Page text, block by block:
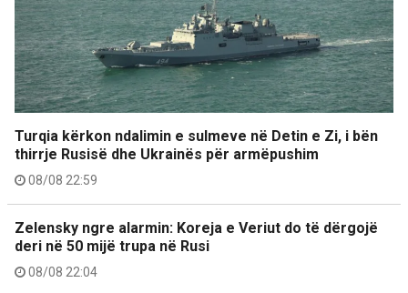
Turqia kërkon ndalimin e sulmeve në Detin e Zi, i bën
thirrje Rusisë dhe Ukrainës për armëpushim
08/08 22:59
Zelensky ngre alarmin: Koreja e Veriut do të dërgojë
deri në 50 mijë trupa në Rusi
08/08 22:04